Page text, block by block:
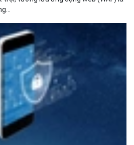
WAF hiệu quả...
có thể ngăn chặn các cuộc tấn
nhằm...